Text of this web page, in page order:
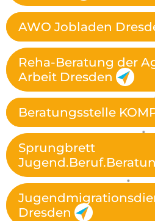
AWO Jobladen
Reha-Beratung der
Arbeit Dresden
Beratungsstelle
Sprungbrett
Dresden